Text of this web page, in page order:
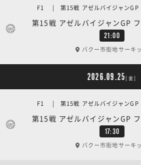
21:00
第15戦 アゼルバイジャンGP
F1 | 第15戦 アゼルバイジャンGP
バクー市街地サーキ
2026.09.25 [金]
17:30
第15戦 アゼルバイジャンGP
F1 | 第15戦 アゼルバイジャンGP
バクー市街地サーキ